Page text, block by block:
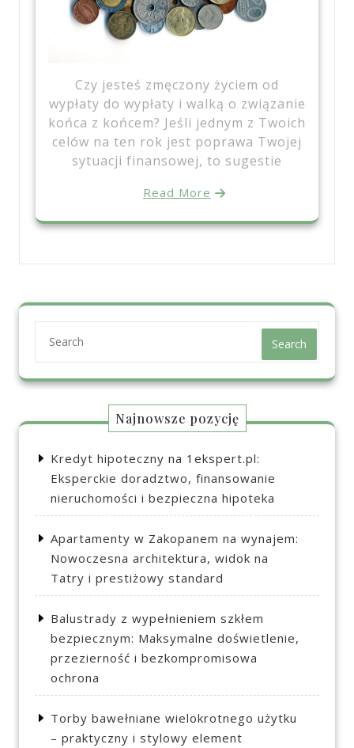
Czy jesteś zmęczony życiem od
wypłaty do wypłaty i walką o związanie
końca z końcem? Jeśli jednym z Twoich
celów na ten rok jest poprawa Twojej
sytuacji finansowej, to sugestie
Read More
Search
Najnowsze pozycję
Kredyt hipoteczny na 1ekspert.pl:
Eksperckie doradztwo, finansowanie
nieruchomości i bezpieczna hipoteka
Apartamenty w Zakopanem na wynajem:
Nowoczesna architektura, widok na
Tatry i prestiżowy standard
Balustrady z wypełnieniem szkłem
bezpiecznym: Maksymalne doświetlenie,
przezierność i bezkompromisowa
ochrona
Torby bawełniane wielokrotnego użytku
– praktyczny i stylowy element